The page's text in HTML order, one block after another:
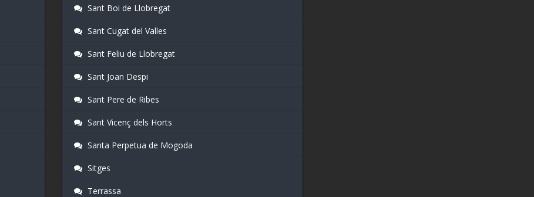
Sant Boi de Llobregat
Sant Cugat del Valles
Sant Feliu de Llobregat
Sant Joan Despi
Sant Pere de Ribes
Sant Vicenç dels Horts
Santa Perpetua de Mogoda
Sitges
Terrassa